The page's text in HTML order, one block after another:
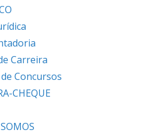
Carreira
Concursos
CHEQUE